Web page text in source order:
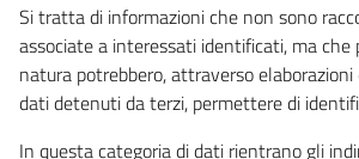
Si tratta di informazioni che non sono
associate a interessati identificati, ma che
natura potrebbero, attraverso elaborazioni
dati detenuti da terzi, permettere di
In questa categoria di dati rientrano gli